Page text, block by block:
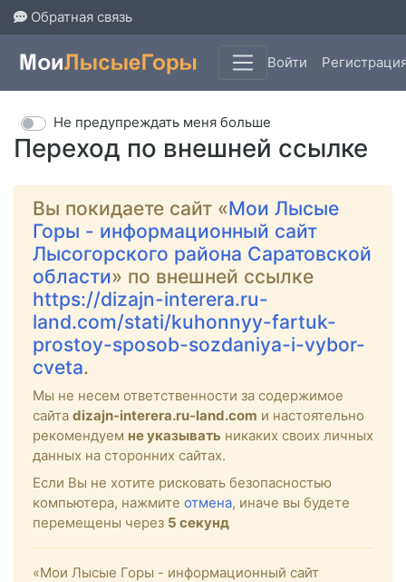
Обратная связь
Войти
Переход по внешней ссылке
Не предупреждать меня больше
Вы покидаете сайт «Мои Лысые
Горы - информационный сайт
Лысогорского района Саратовской
области» по внешней ссылке
https://dizajn-interera.ru-
land.com/stati/kuhonnyy-fartuk-
prostoy-sposob-sozdaniya-i-vybor-
cveta.
Мы не несем ответственности за содержимое
сайта dizajn-interera.ru-land.com и настоятельно
рекомендуем не указывать никаких своих личных
данных на сторонних сайтах.
Если Вы не хотите рисковать безопасностью
компьютера, нажмите отмена, иначе вы будете
перемещены через 5 секунд
«Мои Лысые Горы - информационный сайт